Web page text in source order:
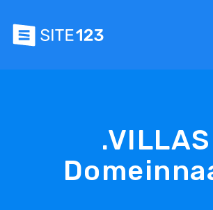
.VILLAS